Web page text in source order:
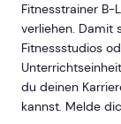
Fitnesstrainer B-
verliehen. Damit
Fitnessstudios
du deinen
kannst. Melde